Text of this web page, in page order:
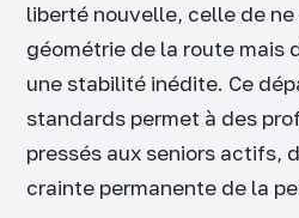
liberté nouvelle, celle de ne
géométrie de la route mais
une stabilité inédite. Ce
standards permet à des
pressés aux seniors actifs,
crainte permanente de la